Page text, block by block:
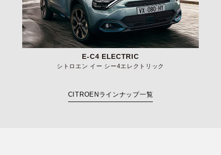
E-C4 ELECTRIC
シトロエン イー シー4エレクトリック
CITROENラインナップ一覧